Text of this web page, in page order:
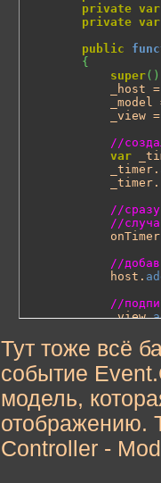
public
var i:
//
i =
while
var
}
private var
private var
public
{
super( )
_view
//
var
			_timer.
			_timer.
//сразу
//
			onTimer
//
			host.
//
			_view.
private
{
//
{
Тут тоже всё
событие
модель,
отображению.
Controller -